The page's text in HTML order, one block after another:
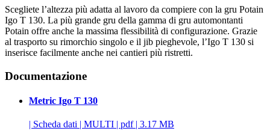
Scegliete l’altezza più adatta al lavoro da compiere con la gru Potain
Igo T 130. La più grande gru della gamma di gru automontanti
Potain offre anche la massima flessibilità di configurazione. Grazie
al trasporto su rimorchio singolo e il jib pieghevole, l’Igo T 130 si
inserisce facilmente anche nei cantieri più ristretti.
Documentazione
Metric Igo T 130
| Scheda dati | MULTI | pdf | 3.17 MB